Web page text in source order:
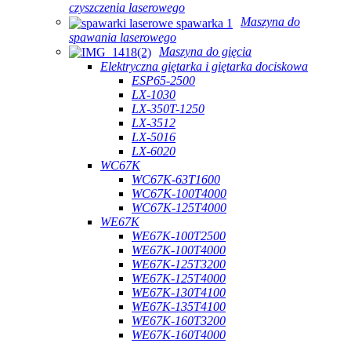
czyszczenia laserowego
Maszyna do
spawania laserowego
Maszyna do gięcia
Elektryczna giętarka i giętarka dociskowa
ESP65-2500
LX-1030
LX-350T-1250
LX-3512
LX-5016
LX-6020
WC67K
WC67K-63T1600
WC67K-100T4000
WC67K-125T4000
WE67K
WE67K-100T2500
WE67K-100T4000
WE67K-125T3200
WE67K-125T4000
WE67K-130T4100
WE67K-135T4100
WE67K-160T3200
WE67K-160T4000